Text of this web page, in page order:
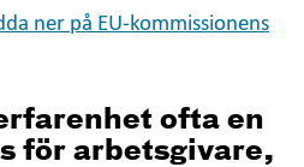
ner på EU-kommissionens
ofta en
för arbetsgivare,